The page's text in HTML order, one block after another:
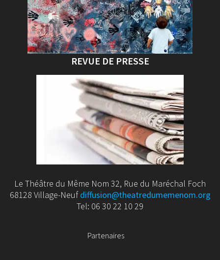
REVUE DE PRESSE
Le Théâtre du Même Nom 32, Rue du Maréchal Foch
68128 Village-Neufdiffusion@theatredumemenom.org
Tel: 06 30 22 10 29
Partenaires